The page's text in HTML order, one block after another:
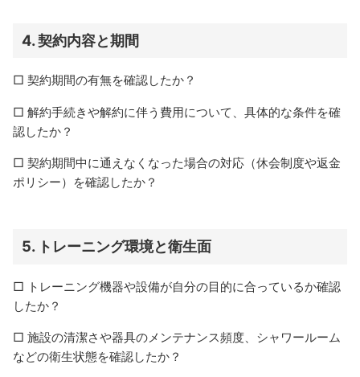
4.契約内容と期間
□ 契約期間の有無を確認したか？
□ 解約手続きや解約に伴う費用について、具体的な条件を確
認したか？
□ 契約期間中に通えなくなった場合の対応（休会制度や返金
ポリシー）を確認したか？
5. トレーニング環境と衛生面
□ トレーニング機器や設備が自分の目的に合っているか確認
したか？
□ 施設の清潔さや器具のメンテナンス頻度、シャワールーム
などの衛生状態を確認したか？